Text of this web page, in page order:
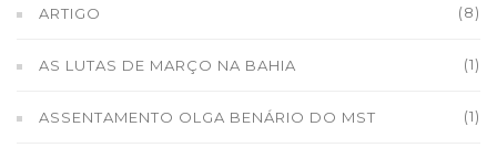
ARTIGO (8)
AS LUTAS DE MARÇO NA BAHIA (1)
ASSENTAMENTO OLGA BENÁRIO DO MST (1)